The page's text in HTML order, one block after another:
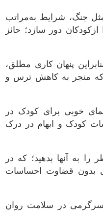
مثل جنگ، شرایط به‌مراتب
دور سازد؛ حائز
پنهان کاری مطلق،
که منجر به کاهش ترس و
خوبی برای کودک در
کودک و ابهام در درک
به آنها بدهید؛ که در
بدون قضاوت احساسات
سرگرمی در سلامت روان